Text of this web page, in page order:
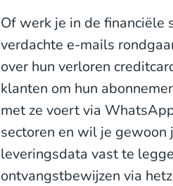
Of werk je in de financiële
verdachte e-mails
over hun verloren
klanten om hun
met ze voert via
sectoren en wil je gewoon
leveringsdata vast te
ontvangstbewijzen via